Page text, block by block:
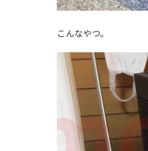
こんなやつ。